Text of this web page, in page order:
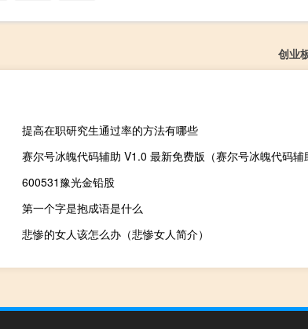
创业
提高在职研究生通过率的方法有哪些
600531豫光金铅股
第一个字是抱成语是什么
悲惨的女人该怎么办（悲惨女人简介）